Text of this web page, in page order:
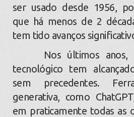
ser usado desde 1956,
que há menos de 2
tem tido avanços
Nos últimos anos,
tecnológico tem
sem precedentes.
generativa, como
em praticamente todas as